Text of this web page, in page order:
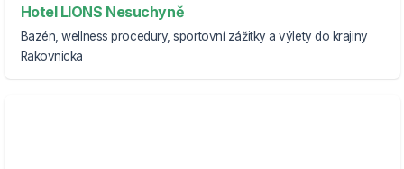
Hotel LIONS Nesuchyně
Bazén, wellness procedury, sportovní zážitky a výlety do krajiny
Rakovnicka